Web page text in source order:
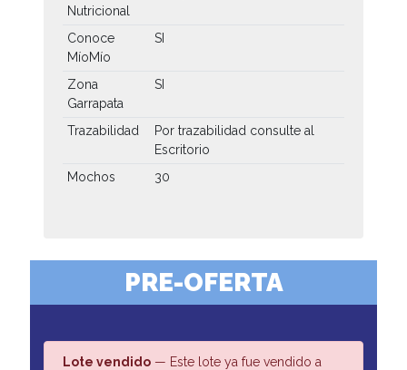
Nutricional
Conoce
MíoMío
SI
Zona
Garrapata
SI
Trazabilidad
Por trazabilidad consulte al
Escritorio
Mochos
30
PRE-OFERTA
Lote vendido — Este lote ya fue vendido a